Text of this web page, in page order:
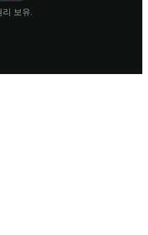
리 보유.